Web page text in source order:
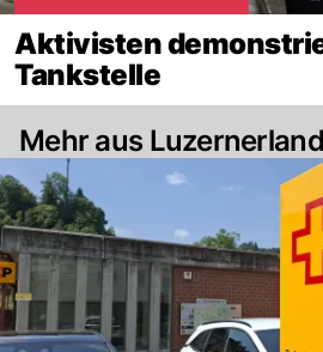
Aktivisten
Tankstelle
Mehr aus Luzernerland